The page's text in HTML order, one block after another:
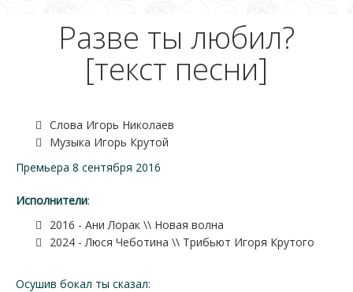
Разве ты любил?
[текст песни]
Слова Игорь Николаев
Музыка Игорь Крутой
Премьера 8 сентября 2016
Исполнители:
2016 - Ани Лорак \\ Новая волна
2024 - Люся Чеботина \\ Трибьют Игоря Крутого
Осушив бокал ты сказал: